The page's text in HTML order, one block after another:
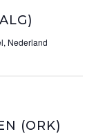
Nederland
(ORK)